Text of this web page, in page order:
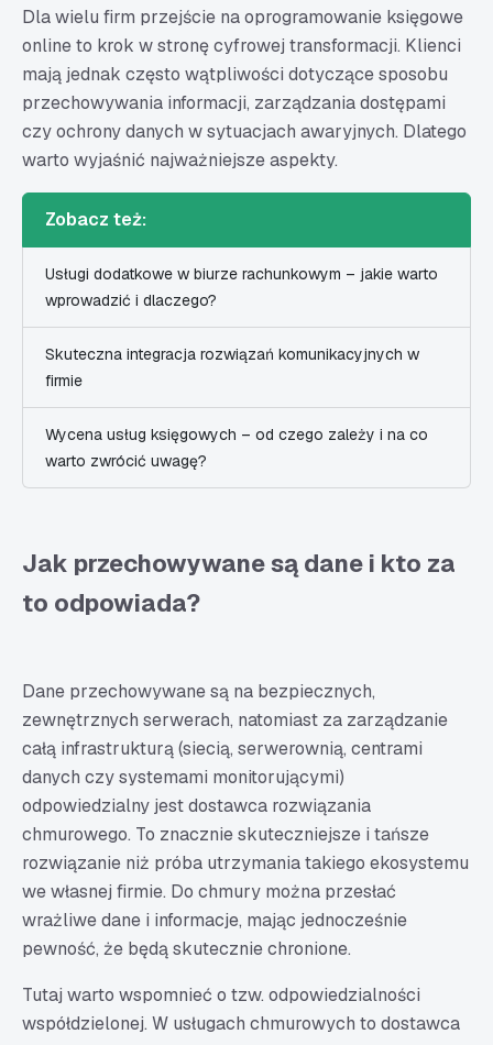
Dla wielu firm przejście na oprogramowanie księgowe
online to krok w stronę cyfrowej transformacji. Klienci
mają jednak często wątpliwości dotyczące sposobu
przechowywania informacji, zarządzania dostępami
czy ochrony danych w sytuacjach awaryjnych. Dlatego
warto wyjaśnić najważniejsze aspekty.
Zobacz też:
Usługi dodatkowe w biurze rachunkowym – jakie warto
wprowadzić i dlaczego?
Skuteczna integracja rozwiązań komunikacyjnych w
firmie
Wycena usług księgowych – od czego zależy i na co
warto zwrócić uwagę?
Jak przechowywane są dane i kto za
to odpowiada?
Dane przechowywane są na bezpiecznych,
zewnętrznych serwerach, natomiast za zarządzanie
całą infrastrukturą (siecią, serwerownią, centrami
danych czy systemami monitorującymi)
odpowiedzialny jest dostawca rozwiązania
chmurowego. To znacznie skuteczniejsze i tańsze
rozwiązanie niż próba utrzymania takiego ekosystemu
we własnej firmie. Do chmury można przesłać
wrażliwe dane i informacje, mając jednocześnie
pewność, że będą skutecznie chronione.
Tutaj warto wspomnieć o tzw. odpowiedzialności
współdzielonej. W usługach chmurowych to dostawca